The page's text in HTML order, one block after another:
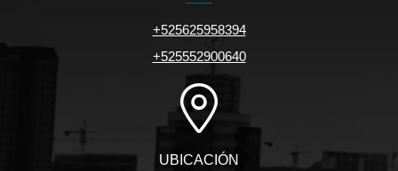
+525625958394
+525552900640
UBICACIÓN